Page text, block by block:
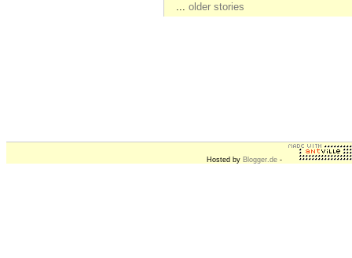
... older stories
Hosted by Blogger.de-